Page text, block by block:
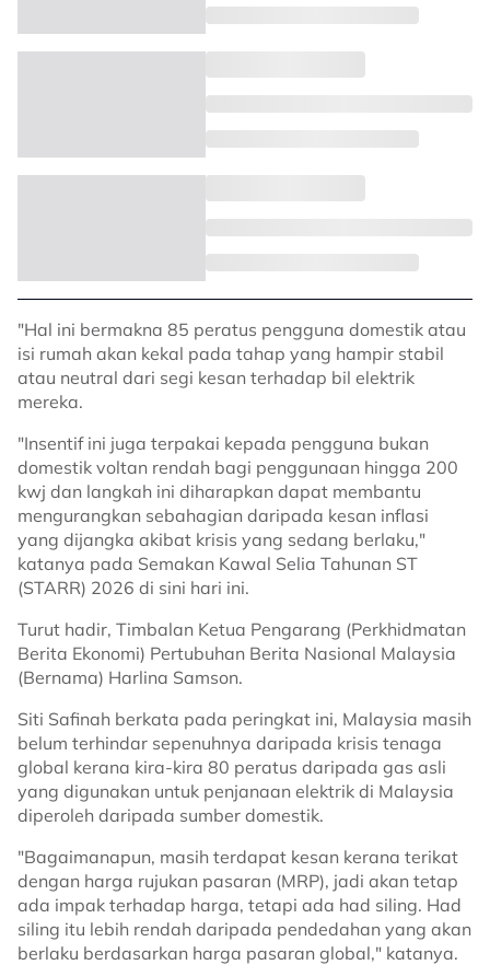
"Hal ini bermakna 85 peratus pengguna domestik atau
isi rumah akan kekal pada tahap yang hampir stabil
atau neutral dari segi kesan terhadap bil elektrik
mereka.
"Insentif ini juga terpakai kepada pengguna bukan
domestik voltan rendah bagi penggunaan hingga 200
kwj dan langkah ini diharapkan dapat membantu
mengurangkan sebahagian daripada kesan inflasi
yang dijangka akibat krisis yang sedang berlaku,"
katanya pada Semakan Kawal Selia Tahunan ST
(STARR) 2026 di sini hari ini.
Turut hadir, Timbalan Ketua Pengarang (Perkhidmatan
Berita Ekonomi) Pertubuhan Berita Nasional Malaysia
(Bernama) Harlina Samson.
Siti Safinah berkata pada peringkat ini, Malaysia masih
belum terhindar sepenuhnya daripada krisis tenaga
global kerana kira-kira 80 peratus daripada gas asli
yang digunakan untuk penjanaan elektrik di Malaysia
diperoleh daripada sumber domestik.
"Bagaimanapun, masih terdapat kesan kerana terikat
dengan harga rujukan pasaran (MRP), jadi akan tetap
ada impak terhadap harga, tetapi ada had siling. Had
siling itu lebih rendah daripada pendedahan yang akan
berlaku berdasarkan harga pasaran global," katanya.